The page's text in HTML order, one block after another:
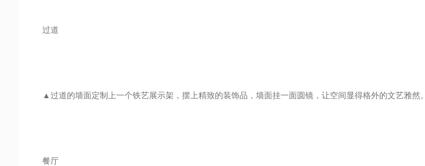
过道
▲过道的墙面定制上一个铁艺展示架，摆上精致的装饰品，墙面挂一面圆镜，让空间显得格外的文艺雅然。
餐厅